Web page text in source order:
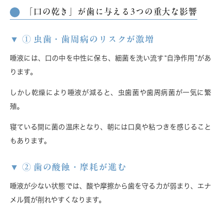
「口の乾き」が歯に与える3つの重大な影響
① 虫歯・歯周病のリスクが激増
唾液には、口の中を中性に保ち、細菌を洗い流す“自浄作用”があ
ります。
しかし乾燥により唾液が減ると、
虫歯菌や歯周病菌が一気に繁
殖。
寝ている間に菌の温床となり、朝には口臭や粘つきを感じること
もあります。
② 歯の酸蝕・摩耗が進む
唾液が少ない状態では、酸や摩擦から歯を守る力が弱まり、 エナ
メル質が削れやすく なります。